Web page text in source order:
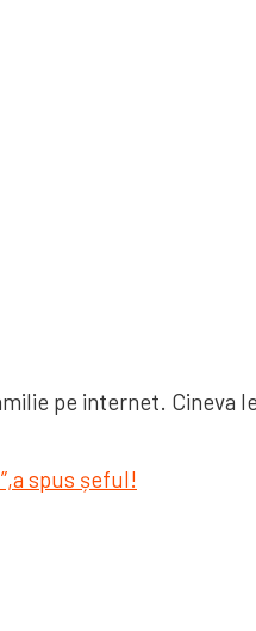
pe internet. Cineva